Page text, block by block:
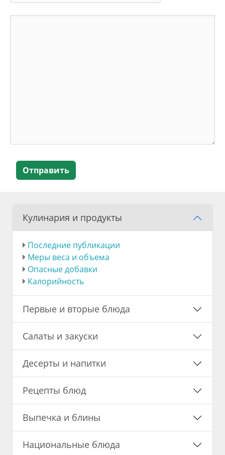
Отправить
Кулинария и продукты
Последние публикации
Меры веса и объема
Опасные добавки
Калорийность
Первые и вторые блюда
Салаты и закуски
Десерты и напитки
Рецепты блюд
Выпечка и блины
Национальные блюда